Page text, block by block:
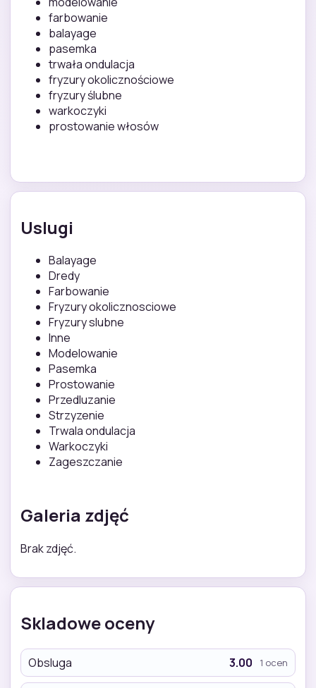
farbowanie
balayage
pasemka
trwała ondulacja
fryzury okolicznościowe
fryzury ślubne
warkoczyki
prostowanie włosów
Uslugi
Balayage
Dredy
Farbowanie
Fryzury okolicznosciowe
Fryzury slubne
Inne
Modelowanie
Pasemka
Prostowanie
Przedluzanie
Strzyzenie
Trwala ondulacja
Warkoczyki
Zageszczanie
Galeria zdjęć
Brak zdjęć.
Skladowe oceny
Obsluga 3.00 1 ocen